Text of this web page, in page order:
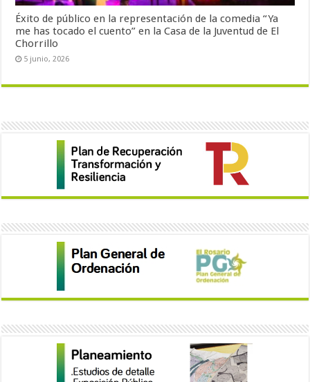
Éxito de público en la representación de la comedia “Ya
me has tocado el cuento” en la Casa de la Juventud de El
Chorrillo
5 junio, 2026